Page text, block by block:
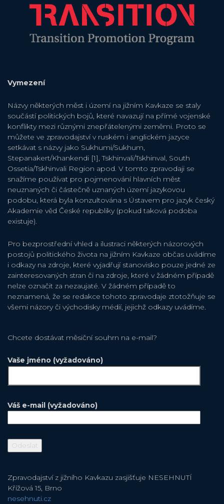
Vymezení
Názvy některých měst i území na jižním Kavkaze se staly
součástí politických bojů, které navazují na přímé vojenské
konflikty mezi různými znepřátelenými zeměmi. Proto se
můžete ve zpravodajství v ruském i anglickém jazyce
setkávat s názvy jako Sukhumi/Sukhum,
Stepanakert/Khankendi [1], Tskhinvali/Tskhinval, South
Ossetia/Tskhinvali Region apod. V tomto zpravodaji se
snažíme používat pro pojmenování hlavních měst
neuznaných či částečně uznaných území jazykovou
podobu, která byla konzultována s Ústavem pro jazyk český
Akademie věd České republiky (pokud taková podoba
existuje).
Pro bezprostřední vhled a ilustraci některých názorových
postojů politického života na jižním Kavkaze občas uvádíme
i odkazy na zdroje, které vyjadřují stanovisko pouze jedné ze
zainteresovaných stran či na zdroje, které v žádném případě
nelze označit za nezaujaté. V žádném případě to
neznamená, že se redakce tohoto zpravodaje ztotožňuje se
všemi názory či východisky médií, jejichž odkazy uvádíme.
Chcete dostávat měsiční souhrn na e-mail?
Vaše jméno (vyžadováno)
Váš e-mail (vyžadováno)
Zpravodajství z jižního Kavkazu zasjišťuje NESEHNUTÍ
Křížová 15, Brno
nesehnuti.cz